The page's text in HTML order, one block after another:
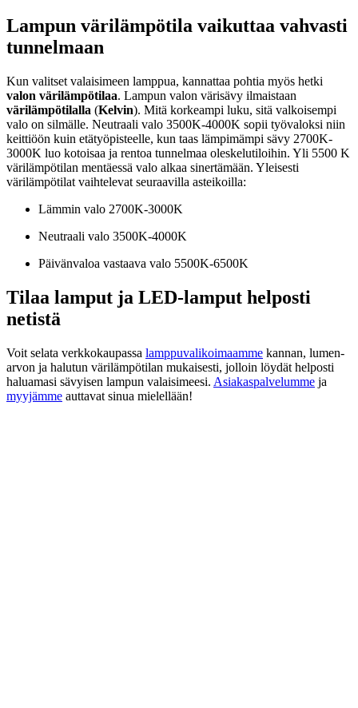
Lampun värilämpötila vaikuttaa vahvasti
tunnelmaan
Kun valitset valaisimeen lamppua, kannattaa pohtia myös hetki
valon värilämpötilaa. Lampun valon värisävy ilmaistaan
värilämpötilalla (Kelvin). Mitä korkeampi luku, sitä valkoisempi
valo on silmälle. Neutraali valo 3500K-4000K sopii työvaloksi niin
keittiöön kuin etätyöpisteelle, kun taas lämpimämpi sävy 2700K-
3000K luo kotoisaa ja rentoa tunnelmaa oleskelutiloihin. Yli 5500 K
värilämpötilan mentäessä valo alkaa sinertämään. Yleisesti
värilämpötilat vaihtelevat seuraavilla asteikoilla:
Lämmin valo 2700K-3000K
Neutraali valo 3500K-4000K
Päivänvaloa vastaava valo 5500K-6500K
Tilaa lamput ja LED-lamput helposti
netistä
Voit selata verkkokaupassa lamppuvalikoimaamme kannan, lumen-
arvon ja halutun värilämpötilan mukaisesti, jolloin löydät helposti
haluamasi sävyisen lampun valaisimeesi. Asiakaspalvelumme ja
myyjämme auttavat sinua mielellään!